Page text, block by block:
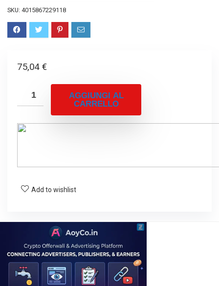
SKU: 4015867229118
75,04 €
AGGIUNGI AL
CARRELLO
Add to wishlist